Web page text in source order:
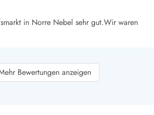
in Norre Nebel sehr gut.Wir waren
Bewertungen anzeigen